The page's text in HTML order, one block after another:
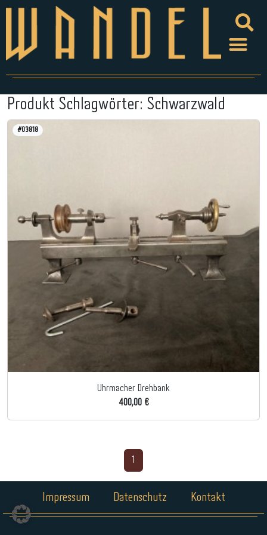
Produkt Schlagwörter: Schwarzwald
#03818
Uhrmacher Drehbank
400,00 €
Impressum Datenschutz Kontakt